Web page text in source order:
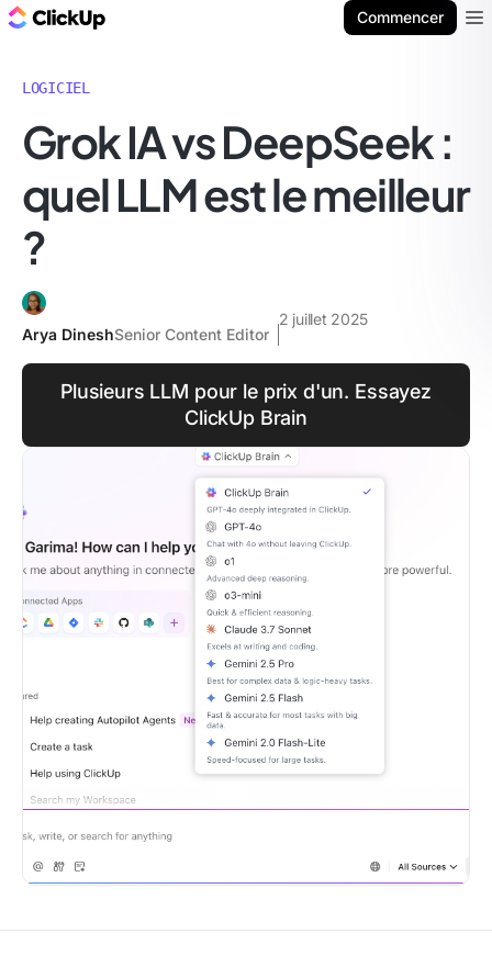
Commencer
LOGICIEL
Grok IA vs DeepSeek :
quel LLM est le meilleur
?
Arya DineshSenior Content Editor
2 juillet 2025
Plusieurs LLM pour le prix d'un. Essayez
ClickUp Brain